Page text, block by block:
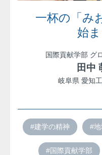
一杯の「み
始
国際貢献学部 グ
田中
岐阜県 愛知
#建学の精神 #
#国際貢献学部